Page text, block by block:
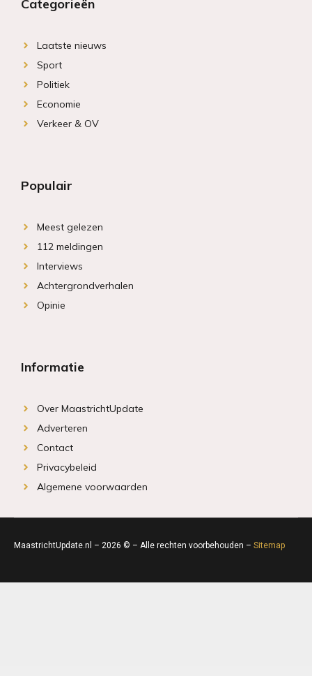
Categorieën
Laatste nieuws
Sport
Politiek
Economie
Verkeer & OV
Populair
Meest gelezen
112 meldingen
Interviews
Achtergrondverhalen
Opinie
Informatie
Over MaastrichtUpdate
Adverteren
Contact
Privacybeleid
Algemene voorwaarden
MaastrichtUpdate.nl – 2026 © – Alle rechten voorbehouden – Sitemap